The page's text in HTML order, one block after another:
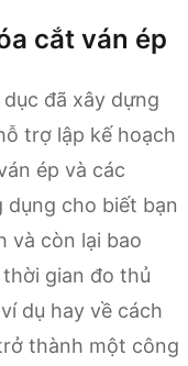
cắt ván ép
đã xây dựng
trợ lập kế hoạch
ép và các
cho biết bạn
và còn lại bao
gian đo thủ
dụ hay về cách
thành một công